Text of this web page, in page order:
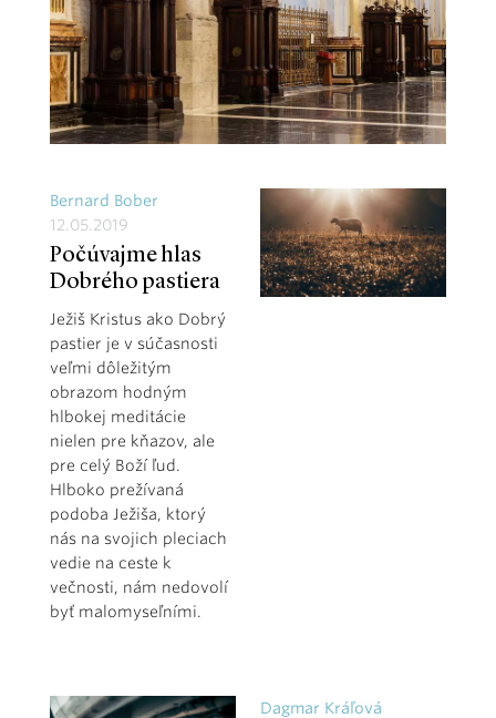
Bernard Bober
12.05.2019
Počúvajme hlas
Dobrého pastiera
Ježiš Kristus ako Dobrý
pastier je v súčasnosti
veľmi dôležitým
obrazom hodným
hlbokej meditácie
nielen pre kňazov, ale
pre celý Boží ľud.
Hlboko prežívaná
podoba Ježiša, ktorý
nás na svojich pleciach
vedie na ceste k
večnosti, nám nedovolí
byť malomyseľními.
Dagmar Kráľová